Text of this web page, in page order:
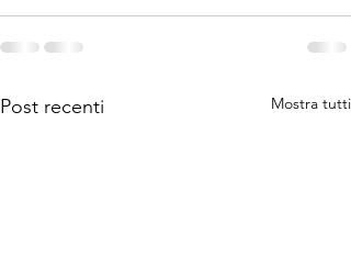
Post recenti Mostra tutti